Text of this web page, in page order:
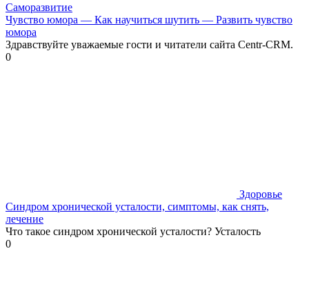
Саморазвитие
Чувство юмора — Как научиться шутить — Развить чувство
юмора
Здравствуйте уважаемые гости и читатели сайта Centr-CRM.
0
Здоровье
Синдром хронической усталости, симптомы, как снять,
лечение
Что такое синдром хронической усталости? Усталость
0